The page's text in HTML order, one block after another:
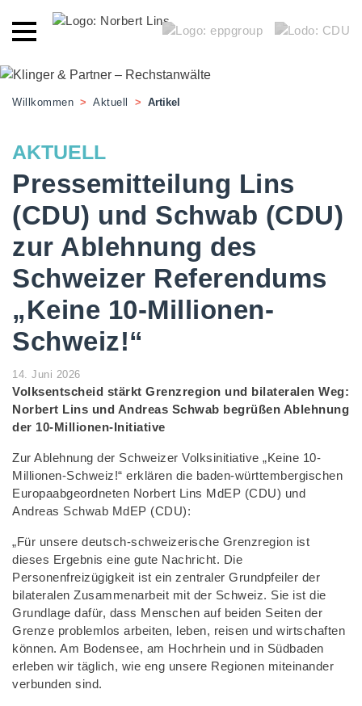
Willkommen > Aktuell > Artikel
AKTUELL
Pressemitteilung Lins
(CDU) und Schwab (CDU)
zur Ablehnung des
Schweizer Referendums
„Keine 10-Millionen-
Schweiz!“
14. Juni 2026
Volksentscheid stärkt Grenzregion und bilateralen Weg:
Norbert Lins und Andreas Schwab begrüßen Ablehnung
der 10-Millionen-Initiative
Zur Ablehnung der Schweizer Volksinitiative „Keine 10-
Millionen-Schweiz!“ erklären die baden-württembergischen
Europaabgeordneten Norbert Lins MdEP (CDU) und
Andreas Schwab MdEP (CDU):
„Für unsere deutsch-schweizerische Grenzregion ist
dieses Ergebnis eine gute Nachricht. Die
Personenfreizügigkeit ist ein zentraler Grundpfeiler der
bilateralen Zusammenarbeit mit der Schweiz. Sie ist die
Grundlage dafür, dass Menschen auf beiden Seiten der
Grenze problemlos arbeiten, leben, reisen und wirtschaften
können. Am Bodensee, am Hochrhein und in Südbaden
erleben wir täglich, wie eng unsere Regionen miteinander
verbunden sind.